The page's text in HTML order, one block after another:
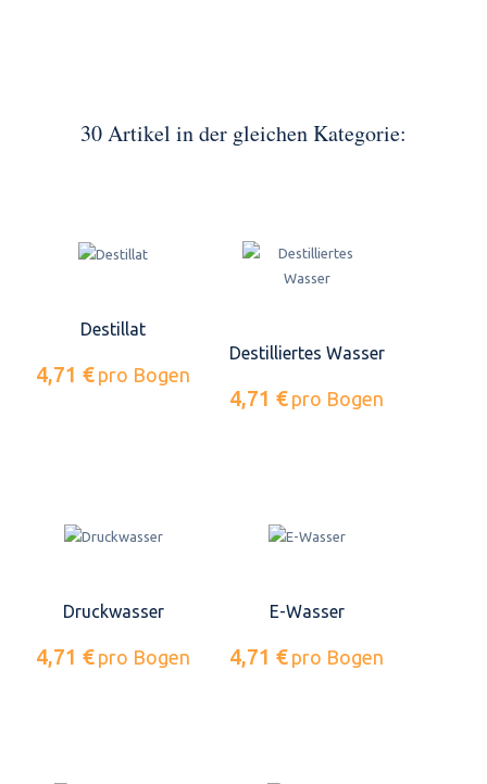
30 Artikel in der gleichen Kategorie:
Destillat
4,71 € pro Bogen
Destilliertes Wasser
4,71 € pro Bogen
Druckwasser
4,71 € pro Bogen
E-Wasser
4,71 € pro Bogen